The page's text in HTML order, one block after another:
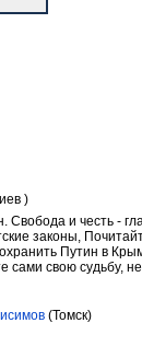
)
и честь -
законы,
Путин в
свою судьбу,
(Томск)